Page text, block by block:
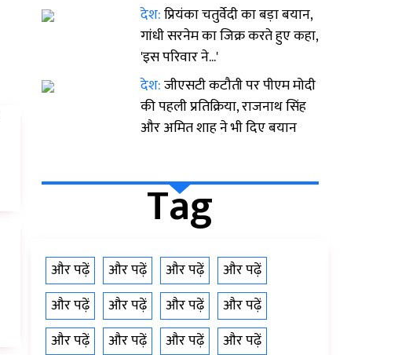
देश:प्रियंका चतुर्वेदी का बड़ा बयान,
गांधी सरनेम का जिक्र करते हुए कहा,
'इस परिवार ने...'
देश:जीएसटी कटौती पर पीएम मोदी
की पहली प्रतिक्रिया, राजनाथ सिंह
और अमित शाह ने भी दिए बयान
Tag
और पढ़ें और पढ़ें और पढ़ें
और पढ़ें
और पढ़ें
और पढ़ें और पढ़ें
और पढ़ें
और पढ़ें
और पढ़ें और पढ़ें
और पढ़ें